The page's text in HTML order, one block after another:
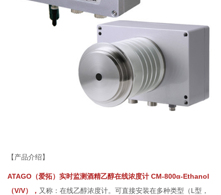
【产品介绍】
ATAGO（爱拓）实时监测酒精乙醇在线浓度计 CM-800α-Ethanol
（V/V）
， 又称：在线乙醇浓度计。可直接安装在多种类型（ L型，